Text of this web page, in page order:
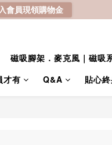
磁吸腳架．麥克風｜磁吸
才有 Q&A 貼心
會員現領購物金